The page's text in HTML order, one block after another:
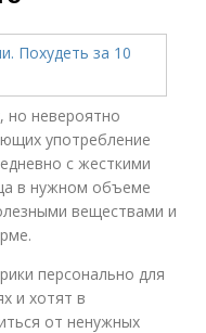
но невероятно
употребление
с жесткими
в нужном объеме
веществами и
персонально для
и хотят в
от ненужных